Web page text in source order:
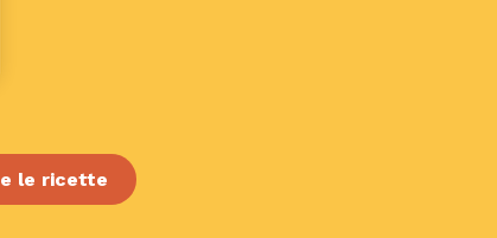
le ricette